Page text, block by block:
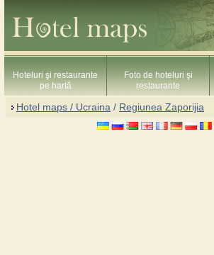
Hoteluri şi restaurante
pe hartă
Foto de hoteluri şi
restaurante
Hotel maps / Ucraina / Regiunea Zaporijia